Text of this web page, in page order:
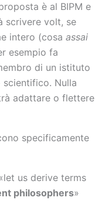
è al BIPM e
scrivere volt, se
intero (cosa assai
esempio fa
di un istituto
Nulla
adattare o flettere
specificamente
us derive terms
philosophers»